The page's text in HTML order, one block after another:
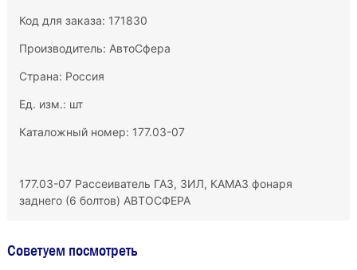
Код для заказа: 171830
Производитель: АвтоСфера
Страна: Россия
Ед. изм.: шт
Каталожный номер: 177.03-07
177.03-07 Рассеиватель ГАЗ, ЗИЛ, КАМАЗ фонаря
заднего (6 болтов) АВТОСФЕРА
Советуем посмотреть